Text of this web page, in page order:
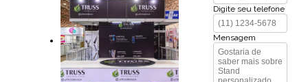
Digite seu telefone
Mensagem